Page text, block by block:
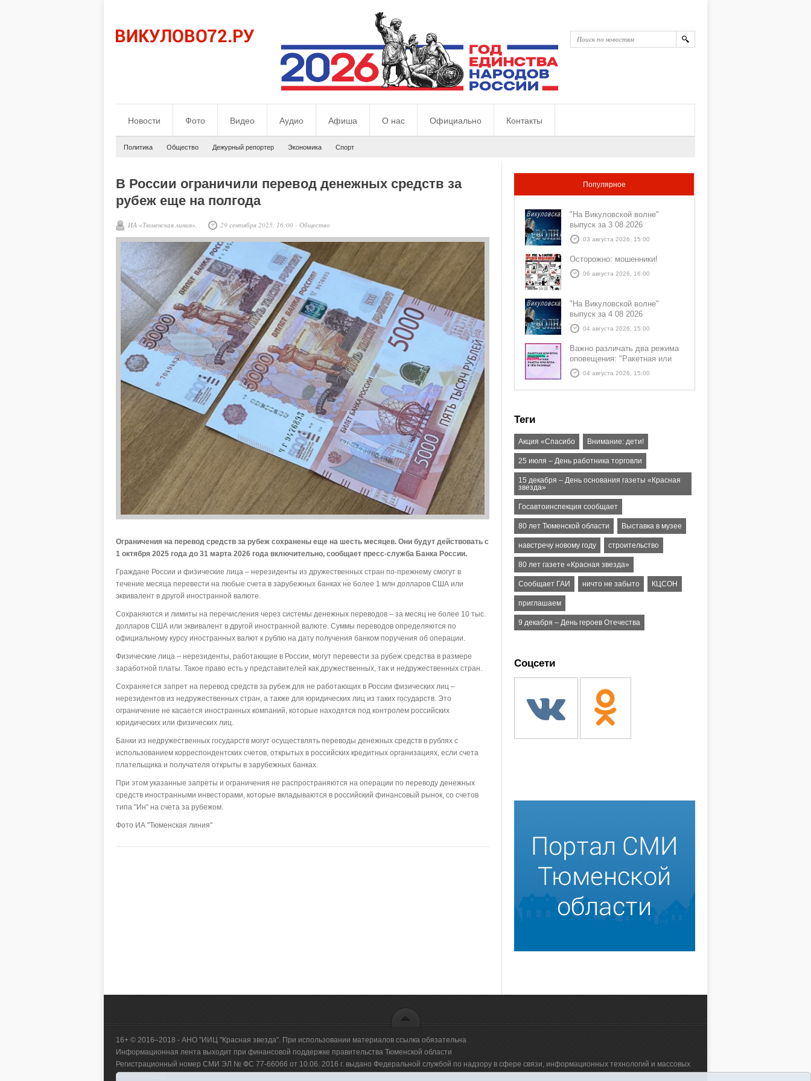
Новости Фото Видео Аудио Афиша О нас Официально Контакты
Политика Общество Дежурный репортер Экономика Спорт
В России ограничили перевод денежных средств за
рубеж еще на полгода
ИА «Тюменская линия», 29 сентября 2025, 16:00 - Общество
Ограничения на перевод средств за рубеж сохранены еще на шесть месяцев. Они будут действовать с
1 октября 2025 года до 31 марта 2026 года включительно, сообщает пресс-служба Банка России.
Граждане России и физические лица – нерезиденты из дружественных стран по-прежнему смогут в
течение месяца перевести на любые счета в зарубежных банках не более 1 млн долларов США или
эквивалент в другой иностранной валюте.
Сохраняются и лимиты на перечисления через системы денежных переводов – за месяц не более 10 тыс.
долларов США или эквивалент в другой иностранной валюте. Суммы переводов определяются по
официальному курсу иностранных валют к рублю на дату получения банком поручения об операции.
Физические лица – нерезиденты, работающие в России, могут перевести за рубеж средства в размере
заработной платы. Такое право есть у представителей как дружественных, так и недружественных стран.
Сохраняется запрет на перевод средств за рубеж для не работающих в России физических лиц –
нерезидентов из недружественных стран, а также для юридических лиц из таких государств. Это
ограничение не касается иностранных компаний, которые находятся под контролем российских
юридических или физических лиц.
Банки из недружественных государств могут осуществлять переводы денежных средств в рублях с
использованием корреспондентских счетов, открытых в российских кредитных организациях, если счета
плательщика и получателя открыты в зарубежных банках.
При этом указанные запреты и ограничения не распространяются на операции по переводу денежных
средств иностранными инвесторами, которые вкладываются в российский финансовый рынок, со счетов
типа "Ин" на счета за рубежом.
Фото ИА "Тюменская линия"
Популярное
"На Викуловской волне"
выпуск за 3 08 2026
03 августа 2026, 15:00
Осторожно: мошенники!
06 августа 2026, 16:00
"На Викуловской волне"
выпуск за 4 08 2026
04 августа 2026, 15:00
Важно различать два режима
оповещения: "Ракетная или
БПЛА опасность" и "Угроза
атаки ракеты или БПЛА"
04 августа 2026, 15:00
Теги
Акция «Спасибо Внимание: дети!
25 июля – День работника торговли
15 декабря – День основания газеты «Красная
звезда»
Госавтоинспекция сообщает
80 лет Тюменской области Выставка в музее
навстречу новому году строительство
80 лет газете «Красная звезда»
Сообщает ГАИ ничто не забыто КЦСОН
приглашаем
9 декабря – День героев Отечества
Соцсети
16+ © 2016–2018 - АНО "ИИЦ "Красная звезда". При использовании материалов ссылка обязательна
Информационная лента выходит при финансовой поддержке правительства Тюменской области
Регистрационный номер СМИ ЭЛ № ФС 77-66066 от 10.06. 2016 г. выдано Федеральной службой по надзору в сфере связи, информационных технологий и массовых
коммуникаций.